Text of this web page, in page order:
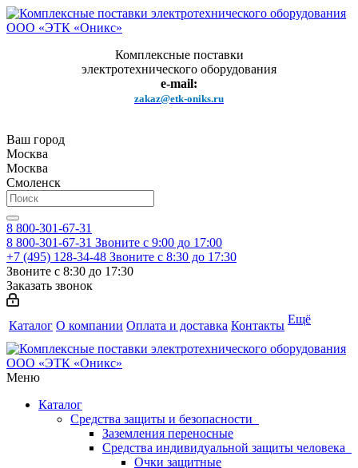
Комплексные поставки
электротехнического оборудования
e-mail:
zakaz@etk-oniks.ru
Ваш город
Москва
Москва
Смоленск
8 800-301-67-31
8 800-301-67-31 Звоните с 9:00 до 17:00
+7 (495) 128-34-48 Звоните с 8:30 до 17:30
Звоните с 8:30 до 17:30
Заказать звонок
Каталог О компании Оплата и доставка Контакты Ещё
Меню
Каталог
Средства защиты и безопасности
Заземления переносные
Средства индивидуальной защиты человека
Очки защитные